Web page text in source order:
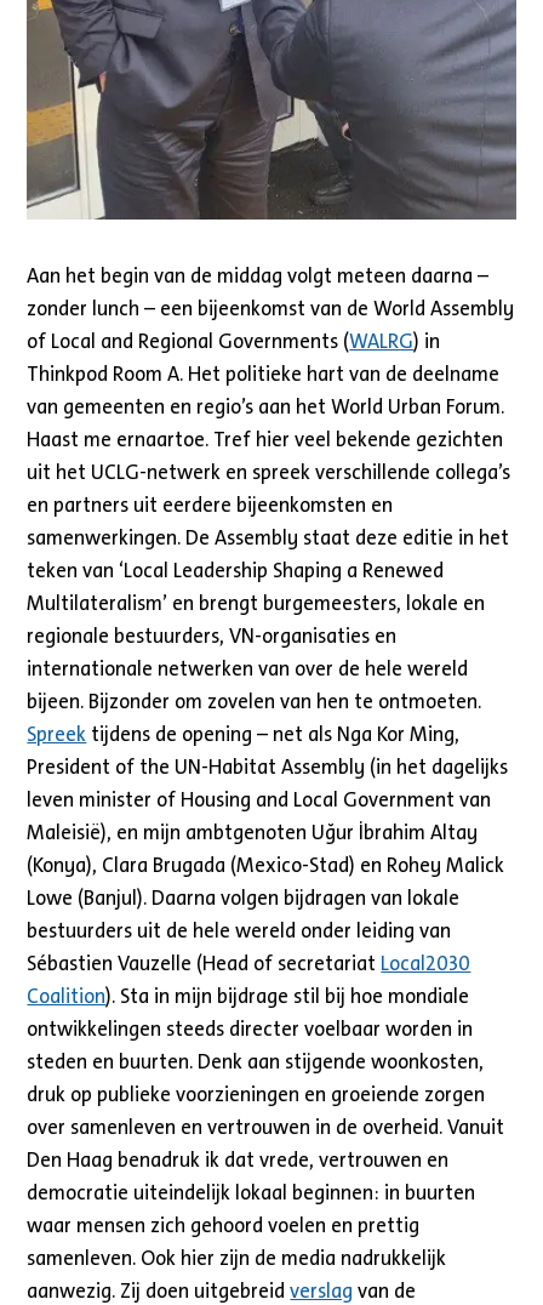
Aan het begin van de middag volgt meteen daarna –
zonder lunch – een bijeenkomst van de World Assembly
of Local and Regional Governments (WALRG) in
Thinkpod Room A. Het politieke hart van de deelname
van gemeenten en regio’s aan het World Urban Forum.
Haast me ernaartoe. Tref hier veel bekende gezichten
uit het UCLG-netwerk en spreek verschillende collega’s
en partners uit eerdere bijeenkomsten en
samenwerkingen. De Assembly staat deze editie in het
teken van ‘Local Leadership Shaping a Renewed
Multilateralism’ en brengt burgemeesters, lokale en
regionale bestuurders, VN-organisaties en
internationale netwerken van over de hele wereld
bijeen. Bijzonder om zovelen van hen te ontmoeten.
Spreek tijdens de opening – net als Nga Kor Ming,
President of the UN-Habitat Assembly (in het dagelijks
leven minister of Housing and Local Government van
Maleisië), en mijn ambtgenoten Uğur İbrahim Altay
(Konya), Clara Brugada (Mexico-Stad) en Rohey Malick
Lowe (Banjul). Daarna volgen bijdragen van lokale
bestuurders uit de hele wereld onder leiding van
Sébastien Vauzelle (Head of secretariat Local2030
Coalition). Sta in mijn bijdrage stil bij hoe mondiale
ontwikkelingen steeds directer voelbaar worden in
steden en buurten. Denk aan stijgende woonkosten,
druk op publieke voorzieningen en groeiende zorgen
over samenleven en vertrouwen in de overheid. Vanuit
Den Haag benadruk ik dat vrede, vertrouwen en
democratie uiteindelijk lokaal beginnen: in buurten
waar mensen zich gehoord voelen en prettig
samenleven. Ook hier zijn de media nadrukkelijk
aanwezig. Zij doen uitgebreidverslag van de